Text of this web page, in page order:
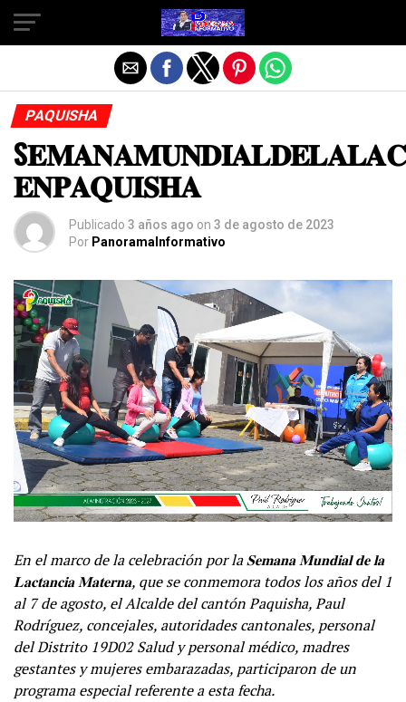
PAQUISHA
𝐄𝐍𝐏𝐀𝐐𝐔𝐈𝐒𝐇𝐀
Publicado 3 años ago on 3 de agosto de 2023
Por PanoramaInformativo
En el marco de la celebración por la𝐒𝐞𝐦𝐚𝐧𝐚𝐌𝐮𝐧𝐝𝐢𝐚𝐥 𝐝𝐞𝐥𝐚
𝐋𝐚𝐜𝐭𝐚𝐧𝐜𝐢𝐚𝐌𝐚𝐭𝐞𝐫𝐧𝐚, que se conmemora todos los años del 1
al 7 de agosto, el Alcalde del cantón Paquisha, Paul
Rodríguez, concejales, autoridades cantonales, personal
del Distrito 19D02 Salud y personal médico, madres
gestantes y mujeres embarazadas, participaron de un
programa especial referente a esta fecha.
Salir de la versión móvil